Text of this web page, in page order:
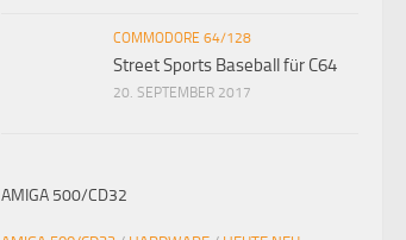
COMMODORE 64/128
Street Sports Baseball für C64
20. SEPTEMBER 2017
AMIGA 500/CD32